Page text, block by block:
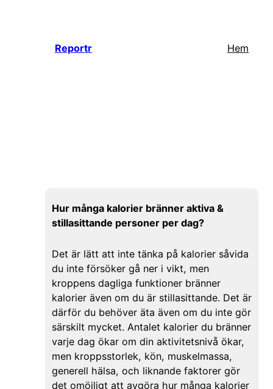
Reportr Hem
Hur många kalorier bränner aktiva &
stillasittande personer per dag?
Det är lätt att inte tänka på kalorier såvida
du inte försöker gå ner i vikt, men
kroppens dagliga funktioner bränner
kalorier även om du är stillasittande. Det är
därför du behöver äta även om du inte gör
särskilt mycket. Antalet kalorier du bränner
varje dag ökar om din aktivitetsnivå ökar,
men kroppsstorlek, kön, muskelmassa,
generell hälsa, och liknande faktorer gör
det omöjligt att avgöra hur många kalorier